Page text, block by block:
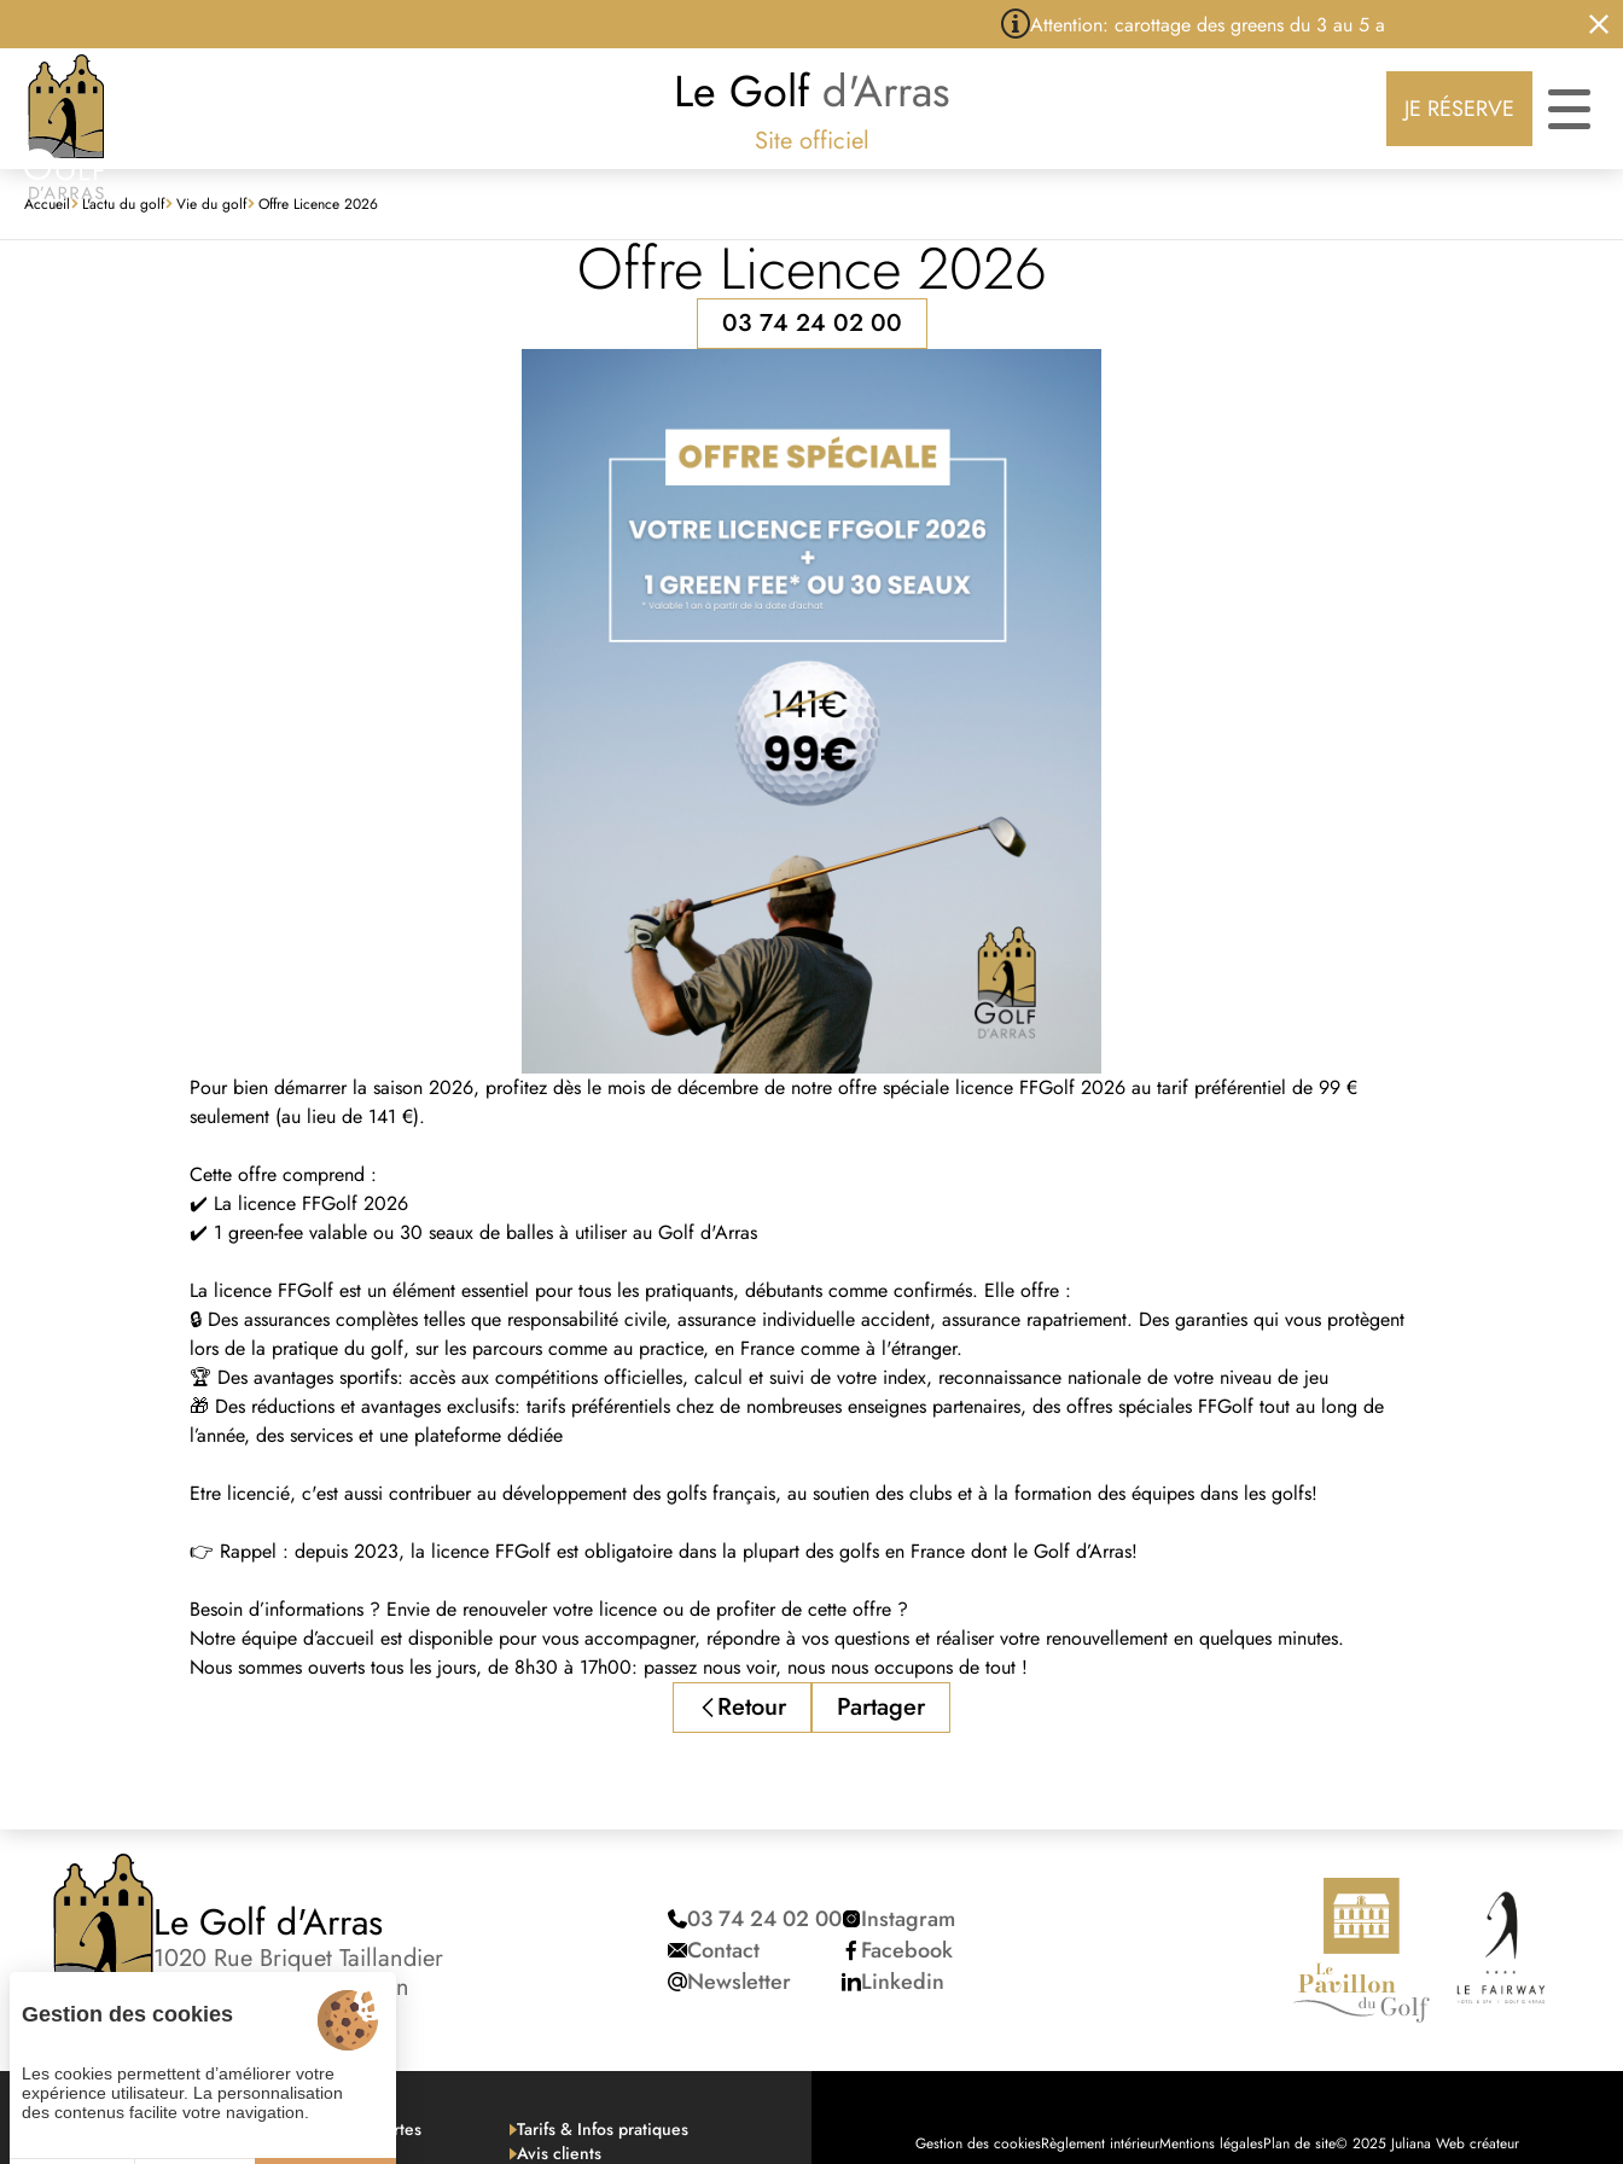
Attention: carottage des greens du 3 au 5 août 2026
Le Golf d'Arras
Site officiel
JE RÉSERVE
Accueil L'actu du golf Vie du golf Offre Licence 2026
Offre Licence 2026
03 74 24 02 00
Pour bien démarrer la saison 2026, profitez dès le mois de décembre de notre offre spéciale licence FFGolf 2026 au tarif préférentiel de 99 €
seulement (au lieu de 141 €).
Cette offre comprend :
✔️ La licence FFGolf 2026
✔️ 1 green-fee valable ou 30 seaux de balles à utiliser au Golf d'Arras
La licence FFGolf est un élément essentiel pour tous les pratiquants, débutants comme confirmés. Elle offre :
🔒 Des assurances complètes telles que responsabilité civile, assurance individuelle accident, assurance rapatriement. Des garanties qui vous protègent
lors de la pratique du golf, sur les parcours comme au practice, en France comme à l'étranger.
🏆 Des avantages sportifs: accès aux compétitions officielles, calcul et suivi de votre index, reconnaissance nationale de votre niveau de jeu
🎁 Des réductions et avantages exclusifs: tarifs préférentiels chez de nombreuses enseignes partenaires, des offres spéciales FFGolf tout au long de
l’année, des services et une plateforme dédiée
Etre licencié, c'est aussi contribuer au développement des golfs français, au soutien des clubs et à la formation des équipes dans les golfs!
👉 Rappel : depuis 2023, la licence FFGolf est obligatoire dans la plupart des golfs en France dont le Golf d’Arras!
Besoin d’informations ? Envie de renouveler votre licence ou de profiter de cette offre ?
Notre équipe d’accueil est disponible pour vous accompagner, répondre à vos questions et réaliser votre renouvellement en quelques minutes.
Nous sommes ouverts tous les jours, de 8h30 à 17h00: passez nous voir, nous nous occupons de tout !
Retour Partager
Le Golf d'Arras
1020 Rue Briquet Taillandier
62223 Anzin-Saint-Aubin
03 74 24 02 00
Contact
Newsletter
Instagram
Facebook
Linkedin
École du Golf
Formules & découvertes
Compétitions
Tarifs & Infos pratiques
Avis clients
Gestion des cookiesRèglement intérieurMentions légalesPlan de site© 2025 Juliana Web créateur
Gestion des cookies
Les cookies permettent d’améliorer votre
expérience utilisateur. La personnalisation
des contenus facilite votre navigation.